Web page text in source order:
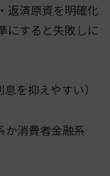
返済原資を明確化
にすると失敗しに
息を抑えやすい）
か消費者金融系